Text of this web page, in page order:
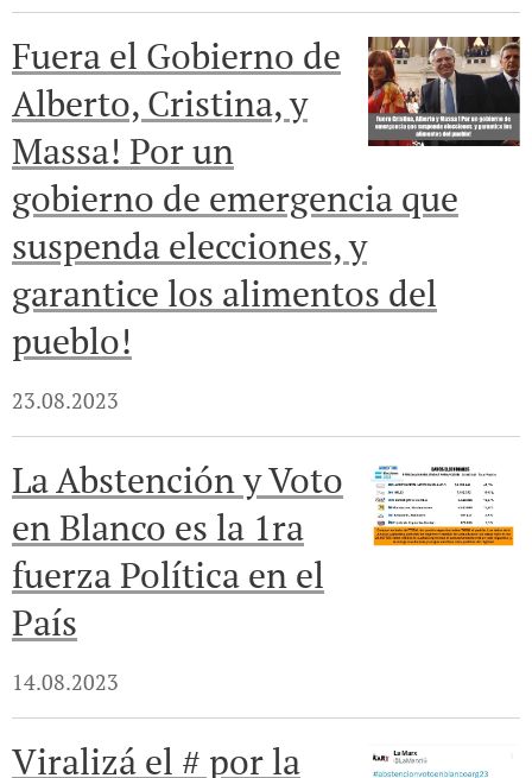
Fuera el Gobierno de
Alberto, Cristina, y
Massa! Por un
gobierno de emergencia que
suspenda elecciones, y
garantice los alimentos del
pueblo!
23.08.2023
La Abstención y Voto
en Blanco es la 1ra
fuerza Política en el
País
14.08.2023
Viralizá el # por la